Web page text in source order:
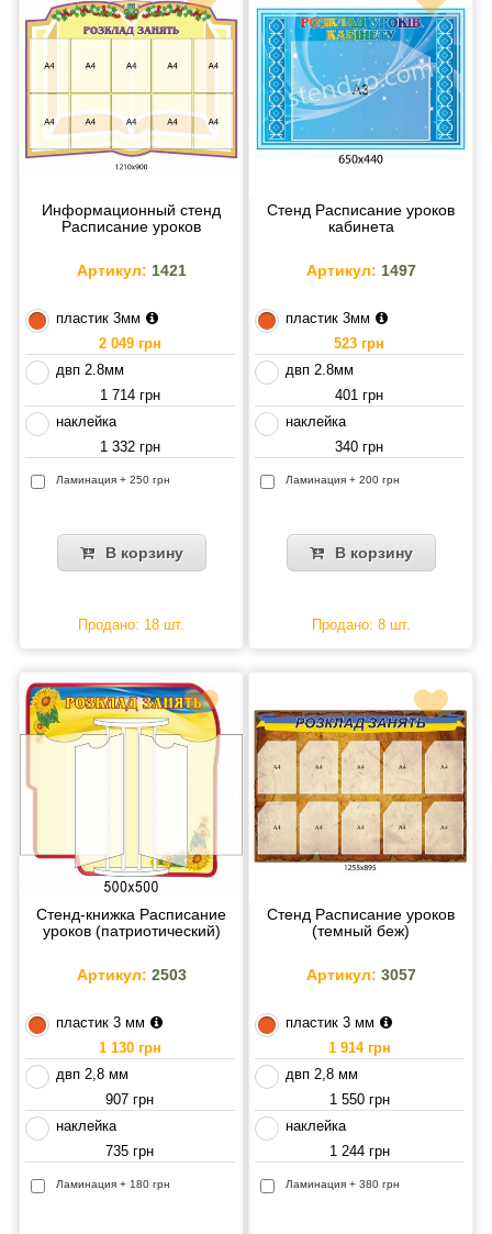
Информационный стенд
Расписание уроков
Артикул: 1421
пластик 3мм
2 049 грн
двп 2.8мм
1 714 грн
наклейка
1 332 грн
Ламинация + 250 грн
В корзину
Продано: 18 шт.
Стенд Расписание уроков
кабинета
Артикул: 1497
пластик 3мм
523 грн
двп 2.8мм
401 грн
наклейка
340 грн
Ламинация + 200 грн
В корзину
Продано: 8 шт.
Стенд-книжка Расписание
уроков (патриотический)
Артикул: 2503
пластик 3 мм
1 130 грн
двп 2,8 мм
907 грн
наклейка
735 грн
Ламинация + 180 грн
Стенд Расписание уроков
(темный беж)
Артикул: 3057
пластик 3 мм
1 914 грн
двп 2,8 мм
1 550 грн
наклейка
1 244 грн
Ламинация + 380 грн